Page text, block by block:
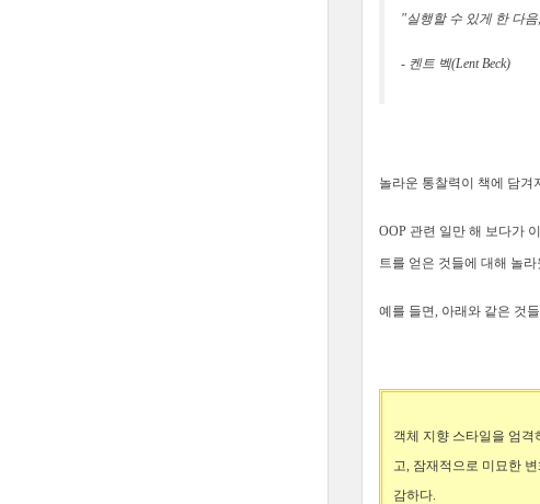
"실행할 수 있게 한 다
- 켄트 벡(Lent Beck)
놀라운 통찰력이 책에 담겨
OOP 관련 일만 해 보다가
트를 얻은 것들에 대해 놀라
예를 들면, 아래와 같은 것
객체 지향 스타일을 엄
고, 잠재적으로 미묘한
감하다.